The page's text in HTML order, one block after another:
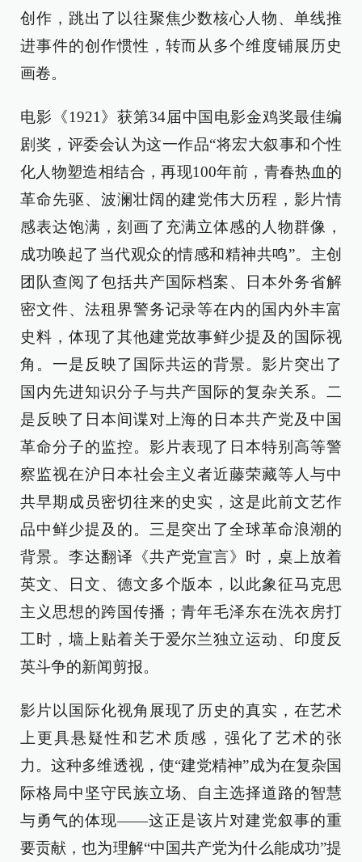
创作，跳出了以往聚焦少数核心人物、单线推
进事件的创作惯性，转而从多个维度铺展历史
画卷。
电影《1921》获第34届中国电影金鸡奖最佳编
剧奖，评委会认为这一作品“将宏大叙事和个性
化人物塑造相结合，再现100年前，青春热血的
革命先驱、波澜壮阔的建党伟大历程，影片情
感表达饱满，刻画了充满立体感的人物群像，
成功唤起了当代观众的情感和精神共鸣”。主创
团队查阅了包括共产国际档案、日本外务省解
密文件、法租界警务记录等在内的国内外丰富
史料，体现了其他建党故事鲜少提及的国际视
角。一是反映了国际共运的背景。影片突出了
国内先进知识分子与共产国际的复杂关系。二
是反映了日本间谍对上海的日本共产党及中国
革命分子的监控。影片表现了日本特别高等警
察监视在沪日本社会主义者近藤荣藏等人与中
共早期成员密切往来的史实，这是此前文艺作
品中鲜少提及的。三是突出了全球革命浪潮的
背景。李达翻译《共产党宣言》时，桌上放着
英文、日文、德文多个版本，以此象征马克思
主义思想的跨国传播；青年毛泽东在洗衣房打
工时，墙上贴着关于爱尔兰独立运动、印度反
英斗争的新闻剪报。
影片以国际化视角展现了历史的真实，在艺术
上更具悬疑性和艺术质感，强化了艺术的张
力。这种多维透视，使“建党精神”成为在复杂国
际格局中坚守民族立场、自主选择道路的智慧
与勇气的体现——这正是该片对建党叙事的重
要贡献，也为理解“中国共产党为什么能成功”提